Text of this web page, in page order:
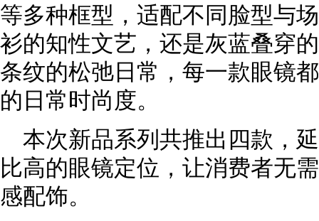
等多种框型，适配不同脸型与
衫的知性文艺，还是灰蓝叠穿
条纹的松弛日常，每一款眼镜
的日常时尚度。
本次新品系列共推出四款，
比高的眼镜定位，让消费者无
感配饰。